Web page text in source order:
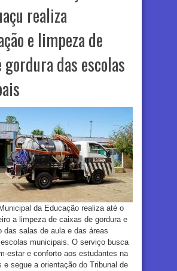
realiza
e limpeza de
gordura das escolas
da Educação realiza até o
a limpeza de caixas de gordura e
das salas de aula e das áreas
municipais. O serviço busca
estar e conforto aos estudantes na
e segue a orientação do Tribunal de